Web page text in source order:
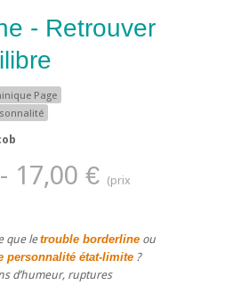
- Retrouver
Page
17,00 €
que letrouble borderline ou
personnalité état-limite ?
d’humeur, ruptures